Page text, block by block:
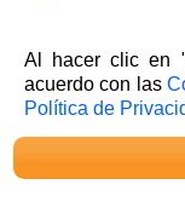
Al hacer clic en
acuerdo con las
Política de